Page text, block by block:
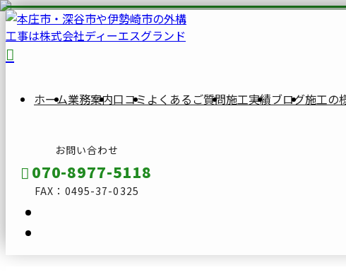
ホーム業務案内口コミ よくあるご質問施工実績ブログ施工の
お問い合わせ
070-8977-5118
FAX：0495-37-0325
ブ
ロ
BLOG